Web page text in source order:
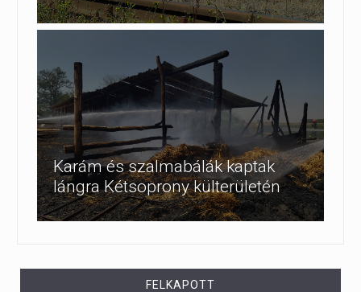
Karám és szalmabálák kaptak
lángra Kétsoprony külterületén
FELKAPOTT